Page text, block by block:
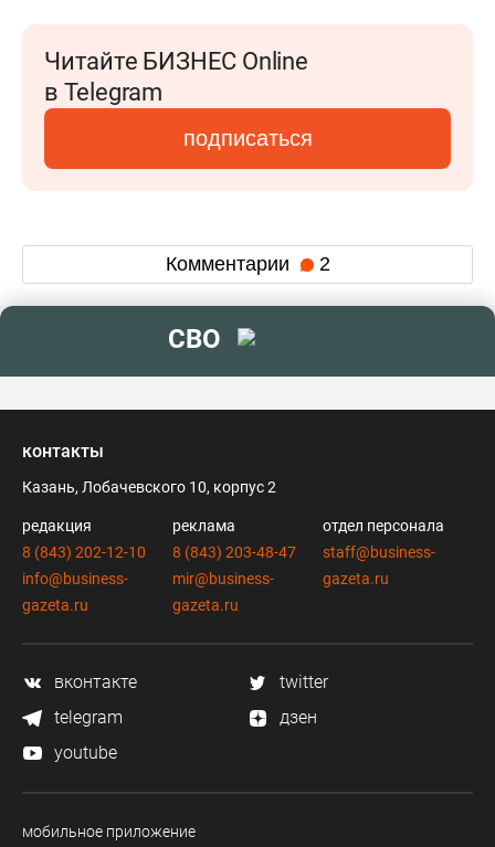
Читайте БИЗНЕС Online
в Telegram
подписаться
Комментарии 2
СВО
контакты
Казань, Лобачевского 10, корпус 2
редакция
8 (843) 202-12-10
info@business-
gazeta.ru
реклама
8 (843) 203-48-47
mir@business-
gazeta.ru
отдел персонала
staff@business-
gazeta.ru
вконтакте
twitter
telegram
дзен
youtube
мобильное приложение